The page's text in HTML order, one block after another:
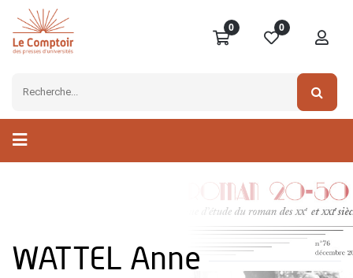
0 0
WATTEL Anne